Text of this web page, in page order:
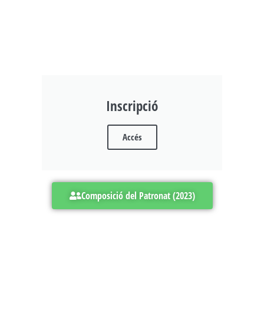
Inscripció
Accés
Composició del Patronat (2023)